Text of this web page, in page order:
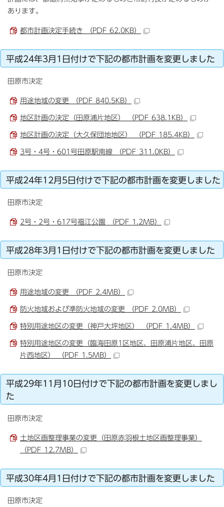
あります。
都市計画決定手続き （PDF 62.0KB）
平成24年3月1日付けで下記の都市計画を変更しました
田原市決定
用途地域の変更 （PDF 840.5KB）
地区計画の決定（田原浦片地区） （PDF 638.1KB）
地区計画の決定（大久保団地地区） （PDF 185.4KB）
3号・4号・601号田原駅南線 （PDF 311.0KB）
平成24年12月5日付けで下記の都市計画を変更しました
田原市決定
2号・2号・617号福江公園 （PDF 1.2MB）
平成28年3月1日付けで下記の都市計画を変更しました
田原市決定
用途地域の変更 （PDF 2.4MB）
防火地域および準防火地域の変更 （PDF 2.0MB）
特別用途地区の変更（神戸大坪地区） （PDF 1.4MB）
特別用途地区の変更（臨海田原1区地区、田原浦片地区、田原
片西地区） （PDF 1.5MB）
平成29年11月10日付けで下記の都市計画を変更しまし
た
田原市決定
土地区画整理事業の変更（田原赤羽根土地区画整理事業）
（PDF 12.7MB）
平成30年4月1日付けで下記の都市計画を変更しました
田原市決定